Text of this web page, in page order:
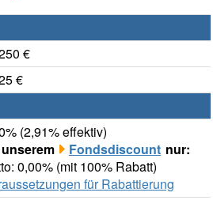
€
€
(2,91% effektiv)
Fondsdiscount nur:
0,00% (mit 100% Rabatt)
für Rabattierung